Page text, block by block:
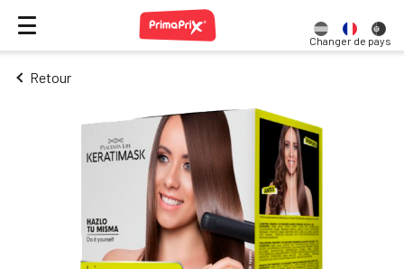
Changer de pays
Retour